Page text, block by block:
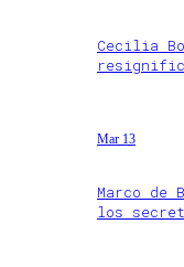
Cecilia
Mar 13
Marco de
los